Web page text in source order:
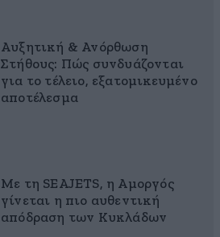
Αυξητική & Ανόρθωση
Στήθους: Πώς συνδυάζονται
για το τέλειο, εξατομικευμένο
αποτέλεσμα
Με τη SEAJETS, η Αμοργός
γίνεται η πιο αυθεντική
απόδραση των Κυκλάδων